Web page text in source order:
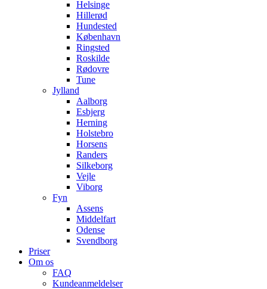
Helsinge
Hillerød
Hundested
København
Ringsted
Roskilde
Rødovre
Tune
Jylland
Aalborg
Esbjerg
Herning
Holstebro
Horsens
Randers
Silkeborg
Vejle
Viborg
Fyn
Assens
Middelfart
Odense
Svendborg
Priser
Om os
FAQ
Kundeanmeldelser